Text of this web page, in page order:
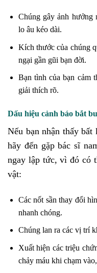
Chúng gây ảnh hưởng
lo âu kéo dài.
Kích thước của chúng
ngại gần gũi bạn đời.
Bạn tình của bạn cảm
giải thích rõ.
Dấu hiệu cảnh báo bắt
Nếu bạn nhận thấy bất
hãy đến gặp bác sĩ
ngay lập tức, vì đó có
vật:
Các nốt sần thay đổi
nhanh chóng.
Chúng lan ra các vị trí
Xuất hiện các triệu
chảy máu khi chạm